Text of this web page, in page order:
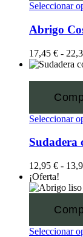
Seleccionar
Abrigo
17,45 € -
Seleccionar
Sudadera
12,95 € -
¡Oferta!
Seleccionar